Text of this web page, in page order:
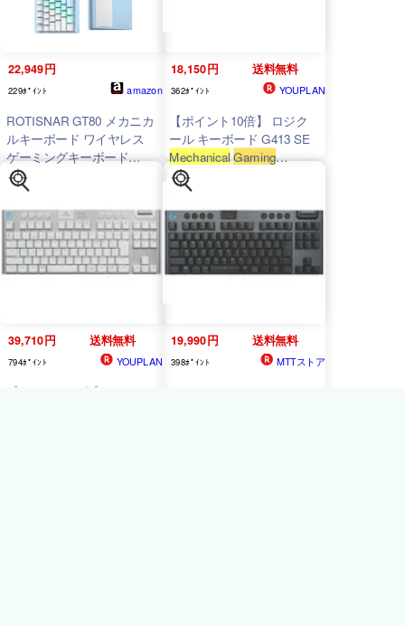
22,949円
229ﾎﾟｲﾝﾄ amazon
ROTISNAR GT80 メカニカ
ルキーボード ワイヤレス
ゲーミングキーボード
CNCアルミ ガスケット＋
ボトム デュアルマウント構
造 3モード接続（有
線/2.4G/Bluetooth）陽極酸
化 8000mAh大容量RGBバ
ックライト サイドライト
リームスイッチ)
18,150円 送料無料
362ﾎﾟｲﾝﾄ YOUPLAN
【ポイント10倍】 ロジク
ール キーボード G413 SE
MechanicalGaming
Keyboard
ク] [キーレイアウト：日本
語 フルサイズ キースイッ
チ：メカニカル インターフ
ェイス：USB テンキー：
あり キーストローク：
4mm] 【P10倍】
39,710円 送料無料
794ﾎﾟｲﾝﾄ YOUPLAN
【ポイント10倍】 ロジク
19,990円 送料無料
398ﾎﾟｲﾝﾄ MTTストア